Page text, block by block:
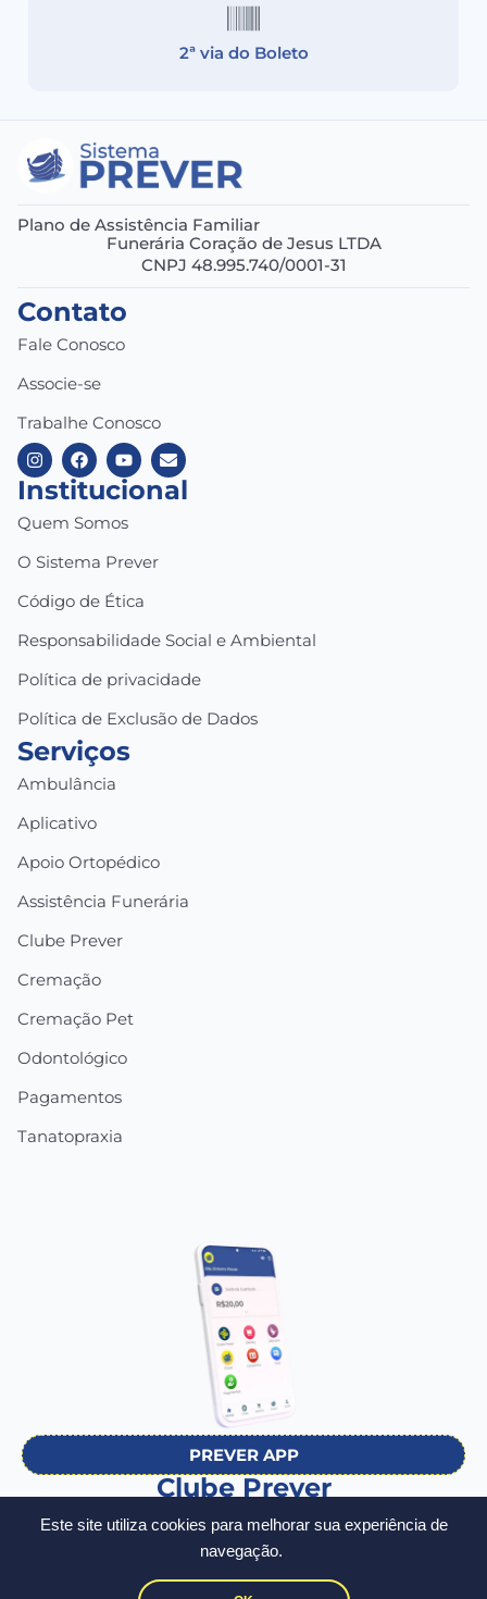
Este site utiliza cookies para melhorar sua experiência de
navegação.
2ª via do Boleto
Plano de Assistência Familiar
Funerária Coração de Jesus LTDA
CNPJ 48.995.740/0001-31
Contato
Fale Conosco
Associe-se
Trabalhe Conosco
Institucional
Quem Somos
O Sistema Prever
Código de Ética
Responsabilidade Social e Ambiental
Política de privacidade
Política de Exclusão de Dados
Serviços
Ambulância
Aplicativo
Apoio Ortopédico
Assistência Funerária
Clube Prever
Cremação
Cremação Pet
Odontológico
Pagamentos
Tanatopraxia
PREVER APP
Clube Prever
O Prever onde você estiver
Baixe hoje mesmo: